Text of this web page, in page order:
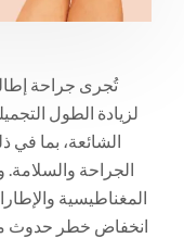
تُجرى جراحة
لزيادة الطول
الشائعة، بما في
الجراحة والسلامة.
المغناطيسية
انخفاض خطر حدوث